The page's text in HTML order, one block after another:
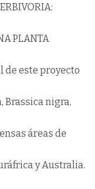
PLANTA
de este proyecto
Brassica nigra,
áreas de
y Australia.